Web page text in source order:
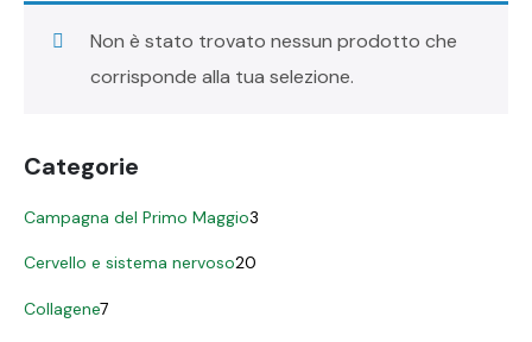
Non è stato trovato nessun prodotto che
corrisponde alla tua selezione.
Categorie
Campagna del Primo Maggio3
Cervello e sistema nervoso20
Collagene7